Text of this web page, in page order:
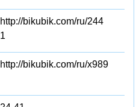
http://bikubik.com/ru/244
1
http://bikubik.com/ru/x989